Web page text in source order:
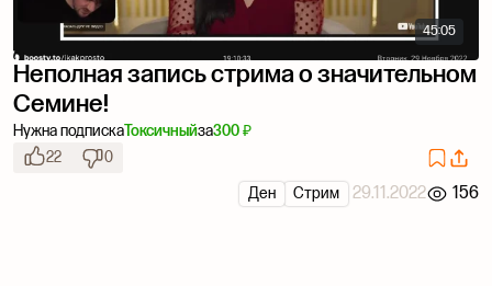
45:05
Неполная запись стрима о значительном
Семине!
Нужна подпискаТоксичныйза300 ₽
22
0
29.11.2022 156
Стрим
Ден